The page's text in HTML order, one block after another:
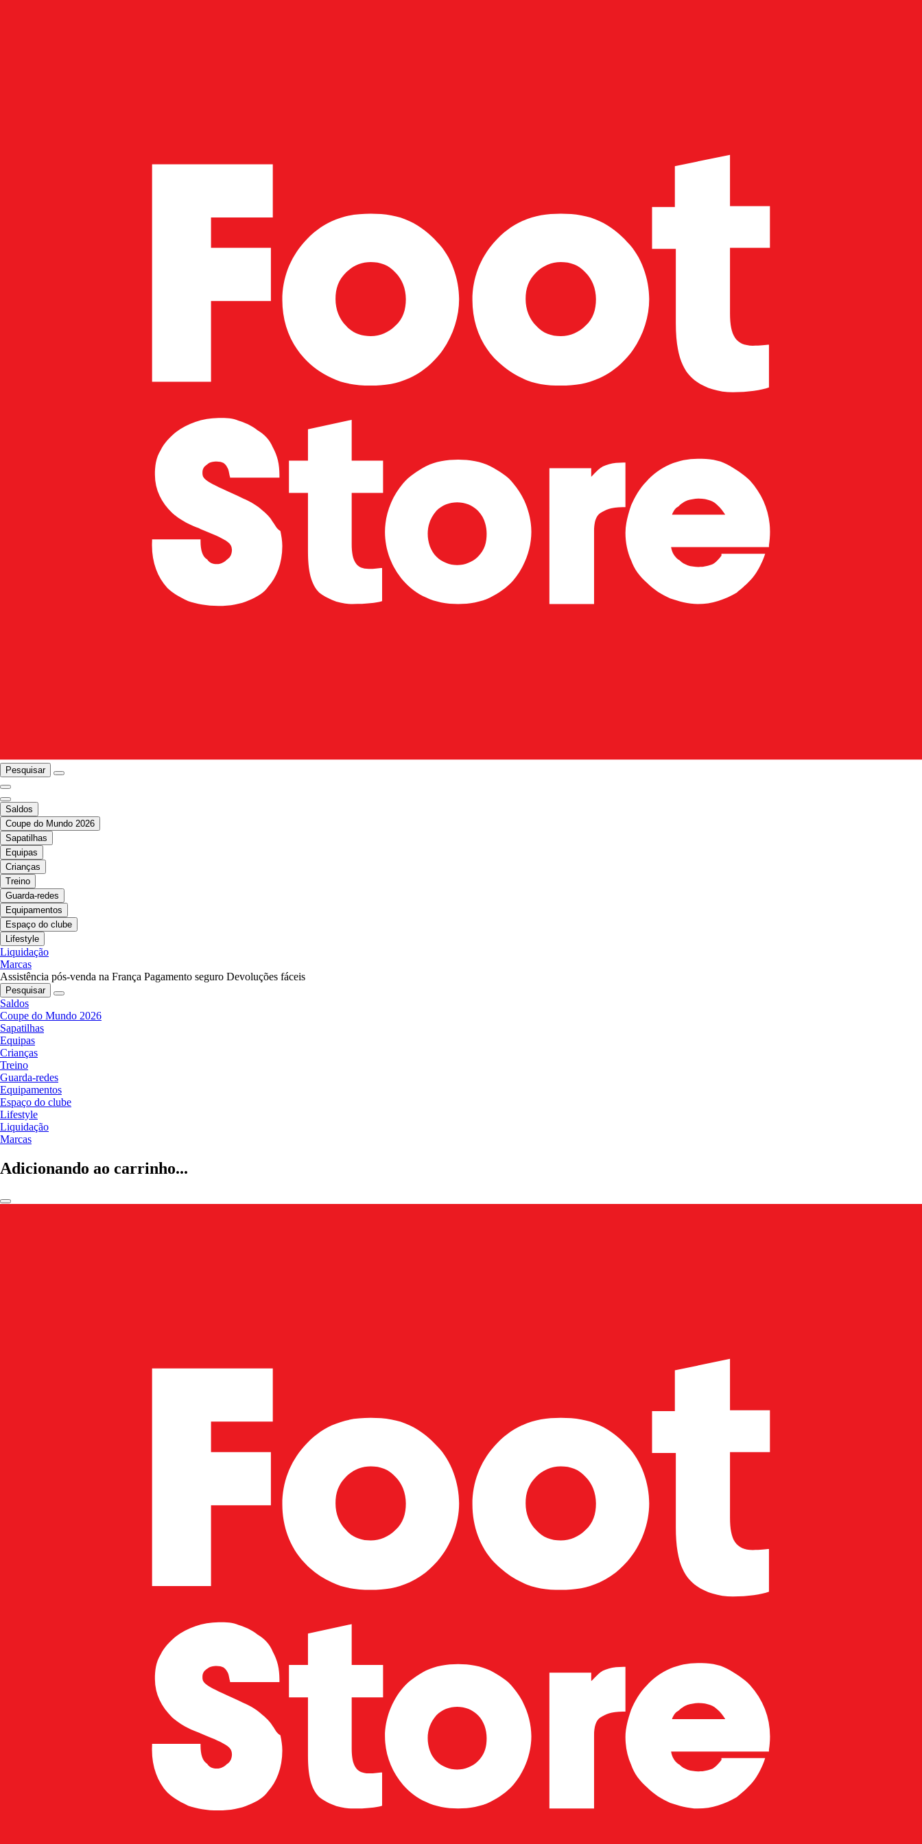
Pesquisar
Saldos
Coupe do Mundo 2026
Sapatilhas
Equipas
Crianças
Treino
Guarda-redes
Equipamentos
Espaço do clube
Lifestyle
Liquidação
Marcas
Assistência pós-venda na França Pagamento seguro Devoluções fáceis
Pesquisar
Saldos
Coupe do Mundo 2026
Sapatilhas
Equipas
Crianças
Treino
Guarda-redes
Equipamentos
Espaço do clube
Lifestyle
Liquidação
Marcas
Adicionando ao carrinho...